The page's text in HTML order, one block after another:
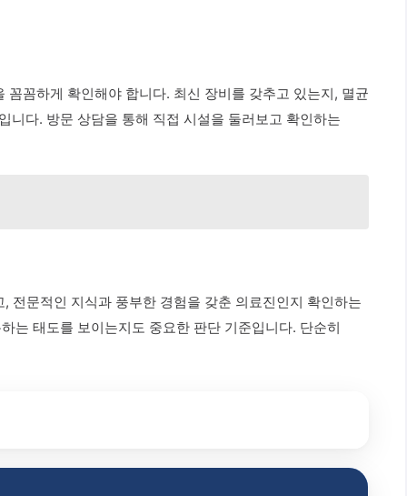
꼼하게 확인해야 합니다. 최신 장비를 갖추고 있는지, 멸균
니다. 방문 상담을 통해 직접 시설을 둘러보고 확인하는
전문적인 지식과 풍부한 경험을 갖춘 의료진인지 확인하는
는 태도를 보이는지도 중요한 판단 기준입니다. 단순히